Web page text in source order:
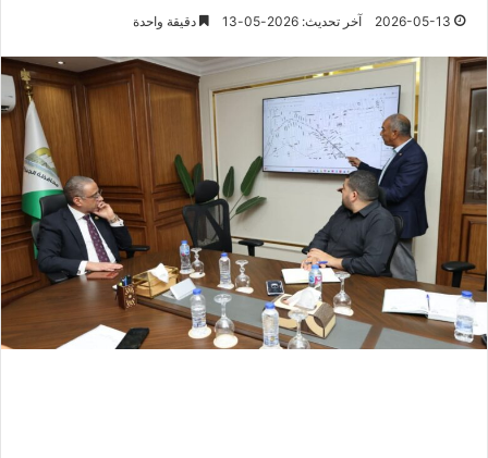
2026-05-13 آخر تحديث: 2026-05-13 دقيقة واحدة